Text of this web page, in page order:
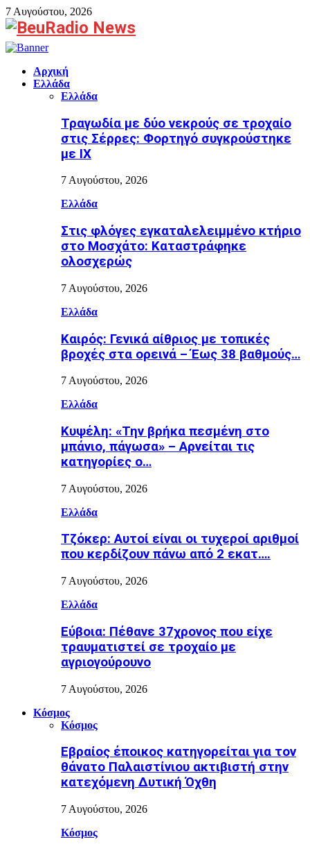
7 Αυγούστου, 2026
Facebook
Αρχική
Ελλάδα
Ελλάδα
Τραγωδία με δύο νεκρούς σε τροχαίο
στις Σέρρες: Φορτηγό συγκρούστηκε
με ΙΧ
7 Αυγούστου, 2026
Ελλάδα
Στις φλόγες εγκαταλελειμμένο κτήριο
στο Μοσχάτο: Καταστράφηκε
ολοσχερώς
7 Αυγούστου, 2026
Ελλάδα
Καιρός: Γενικά αίθριος με τοπικές
βροχές στα ορεινά – Έως 38 βαθμούς…
7 Αυγούστου, 2026
Ελλάδα
Κυψέλη: «Την βρήκα πεσμένη στο
μπάνιο, πάγωσα» – Αρνείται τις
κατηγορίες ο…
7 Αυγούστου, 2026
Ελλάδα
Τζόκερ: Αυτοί είναι οι τυχεροί αριθμοί
που κερδίζουν πάνω από 2 εκατ….
7 Αυγούστου, 2026
Ελλάδα
Εύβοια: Πέθανε 37χρονος που είχε
τραυματιστεί σε τροχαίο με
αγριογούρουνο
7 Αυγούστου, 2026
Κόσμος
Κόσμος
Εβραίος έποικος κατηγορείται για τον
θάνατο Παλαιστίνιου ακτιβιστή στην
κατεχόμενη Δυτική Όχθη
7 Αυγούστου, 2026
Κόσμος